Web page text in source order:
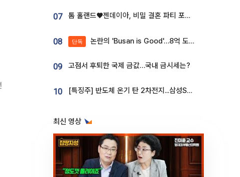
07 톰 홀랜드♥젠데이아, 비밀 결혼 파티 포착⋯호텔 대관비만 9억
08 단독 논란의 'Busan is Good'…8억 도시브랜드, 용산 대통령실 CI 업체가 수행
09 고점서 후퇴한 국제 금값…국내 금시세는?
10 [특징주] 반도체 온기 탄 2차전지...삼성SDI, 장 초반 7% 넘게 껑충
최신 영상